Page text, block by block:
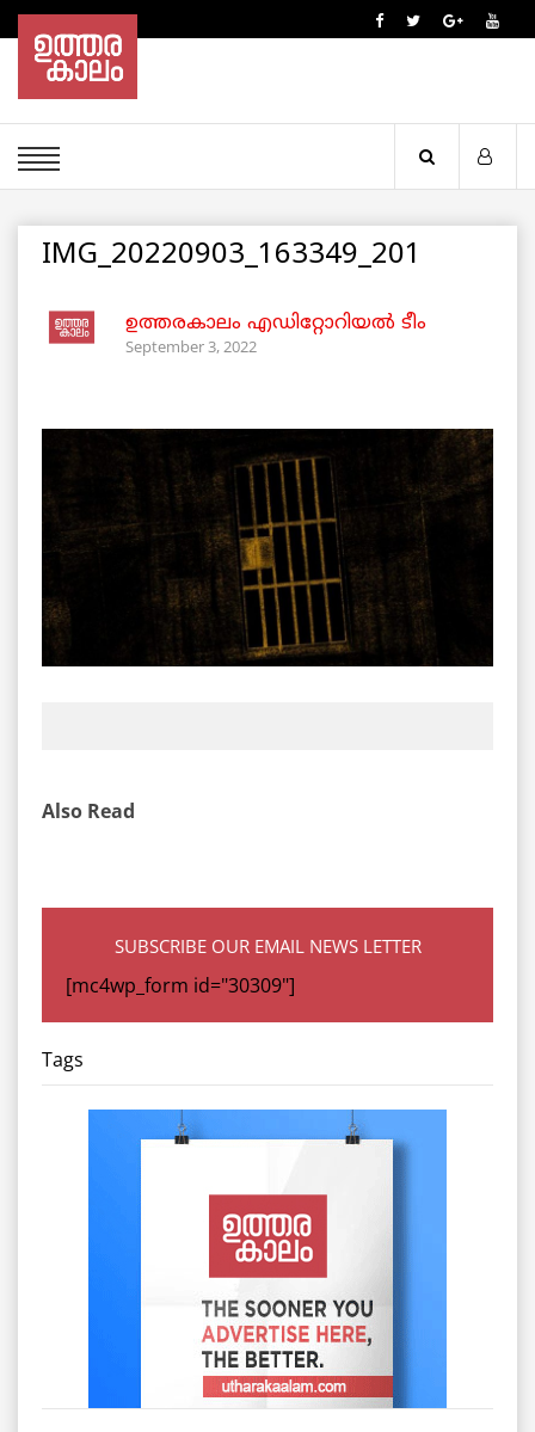
IMG_20220903_163349_201
ഉത്തരകാലം എഡിറ്റോറിയല്‍ ടീം
September 3, 2022
Also Read
SUBSCRIBE OUR EMAIL NEWS LETTER
[mc4wp_form id="30309"]
Tags